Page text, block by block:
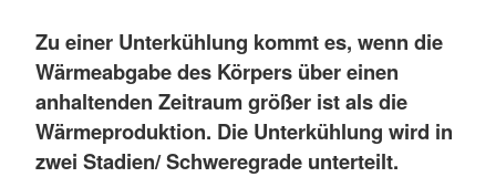
Zu einer Unterkühlung kommt es, wenn die
Wärmeabgabe des Körpers über einen
anhaltenden Zeitraum größer ist als die
Wärmeproduktion. Die Unterkühlung wird in
zwei Stadien/ Schweregrade unterteilt.